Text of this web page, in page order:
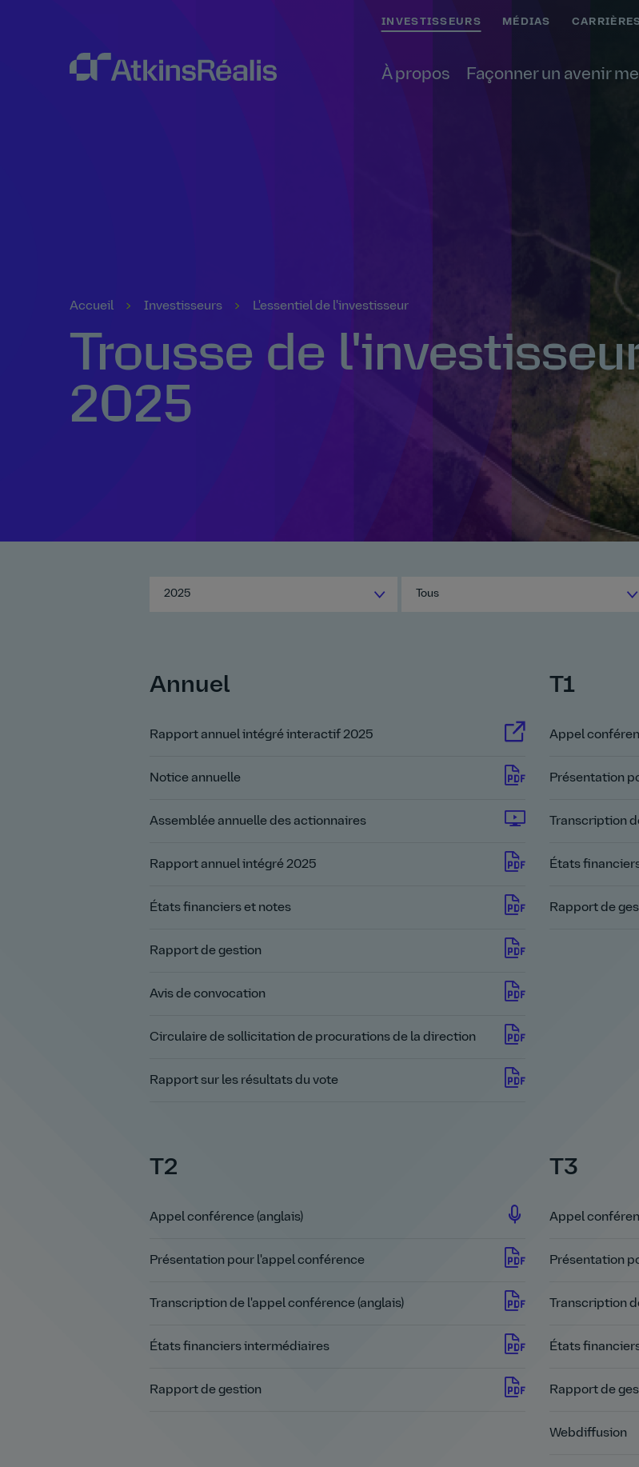
À propos Façonner un avenir
INVESTISSEURS MÉDIAS
Accueil Investisseurs L'essentiel de l'investisseur
Trousse de
2025
2025 Tous
Annuel
Rapport annuel intégré interactif 2025
Notice annuelle
Assemblée annuelle des actionnaires
Rapport annuel intégré 2025
États financiers et notes
Rapport de gestion
Avis de convocation
Circulaire de sollicitation de procurations de la direction
Rapport sur les résultats du vote
T1
Appel
Présentation
Transcription
États
Rapport de
T2
Appel conférence (anglais)
Présentation pour l'appel conférence
Transcription de l'appel conférence (anglais)
États financiers intermédiaires
Rapport de gestion
T3
Appel
Présentation
Transcription
États
Rapport de
Webdiffusion